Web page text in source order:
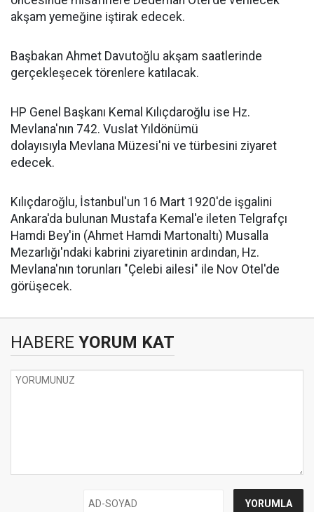
akşam yemeğine iştirak edecek.
Başbakan Ahmet Davutoğlu akşam saatlerinde
gerçekleşecek törenlere katılacak.
HP Genel Başkanı Kemal Kılıçdaroğlu ise Hz.
Mevlana'nın 742. Vuslat Yıldönümü
dolayısıyla Mevlana Müzesi'ni ve türbesini ziyaret
edecek.
Kılıçdaroğlu, İstanbul'un 16 Mart 1920'de işgalini
Ankara'da bulunan Mustafa Kemal'e ileten Telgrafçı
Hamdi Bey'in (Ahmet Hamdi Martonaltı) Musalla
Mezarlığı'ndaki kabrini ziyaretinin ardından, Hz.
Mevlana'nın torunları "Çelebi ailesi" ile Nov Otel'de
görüşecek.
HABERE YORUM KAT